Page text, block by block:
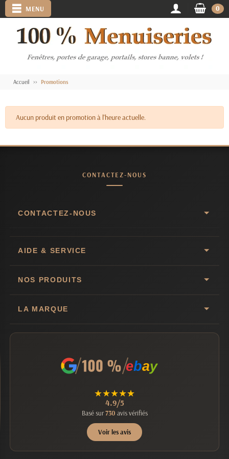
MENU 0
Accueil Promotions
Aucun produit en promotion à l'heure actuelle.
CONTACTEZ-NOUS
CONTACTEZ-NOUS
AIDE & SERVICE
NOS PRODUITS
LA MARQUE
ebay
★★★★★
4.9/5
Basé sur730 avis vérifiés
Voir les avis